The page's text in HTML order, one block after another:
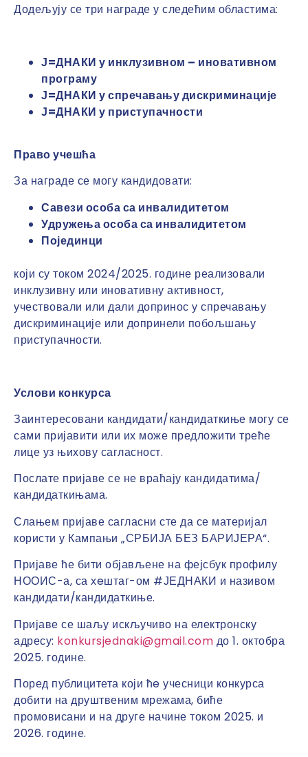
Додељују се три награде у следећим областима:
Ј=ДНАКИ у инклузивном – иновативном
програму
Ј=ДНАКИ у спречавању дискриминације
Ј=ДНАКИ у приступачности
Право учешћа
За награде се могу кандидовати:
Савези особа са инвалидитетом
Удружења особа са инвалидитетом
Појединци
који су током 2024/2025. године реализовали
инклузивну или иновативну активност,
учествовали или дали допринос у спречавању
дискриминације или допринели побољшању
приступачности.
Услови конкурса
Заинтересовани кандидати/кандидаткиње могу се
сами пријавити или их може предложити треће
лице уз њихову сагласност.
Послате пријаве се не враћају кандидатима/
кандидаткињама.
Слањем пријаве сагласни сте да се материјал
користи у Кампањи „СРБИЈА БЕЗ БАРИЈЕРА“.
Пријаве ће бити објављене на фејсбук профилу
НООИС-а, са хeштаг-ом #ЈЕДНАКИ и називом
кандидати/кандидаткиње.
Пријаве се шаљу искључиво на електронску
адресу: konkursjednaki@gmail.com до 1. октобра
2025. године.
Поред публицитета који ћe учесници конкурса
добити на друштвеним мрежама, биће
промовисани и на друге начине током 2025. и
2026. године.